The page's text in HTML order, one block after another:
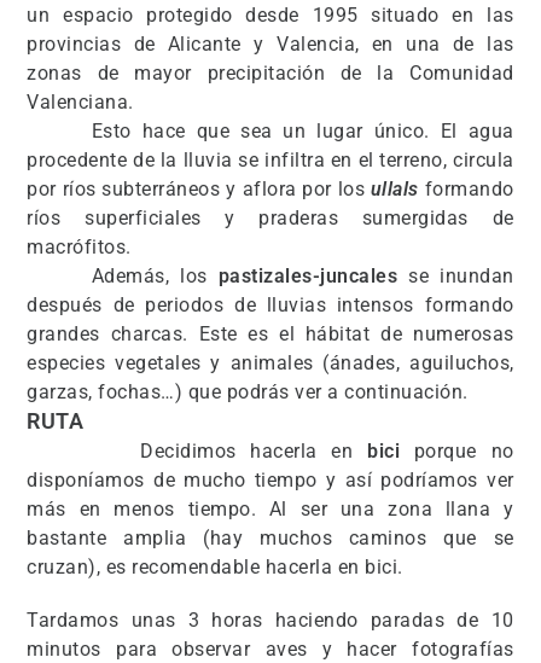
un espacio protegido desde 1995 situado en las
provincias de Alicante y Valencia, en una de las
zonas de mayor precipitación de la Comunidad
Valenciana.
Esto hace que sea un lugar único. El agua
procedente de la lluvia se infiltra en el terreno, circula
por ríos subterráneos y aflora por los ullals formando
ríos
superficiales
y praderas sumergidas de
macrófitos.
Además, los pastizales-juncales se inundan
después de periodos de lluvias intensos formando
grandes charcas. Este es el hábitat de numerosas
especies vegetales y animales (ánades, aguiluchos,
garzas, fochas…) que podrás ver a continuación.
RUTA
Decidimos hacerla en bici porque no
disponíamos de mucho tiempo y así podríamos ver
más en menos tiempo. Al ser una zona llana y
bastante amplia (hay muchos caminos que se
cruzan), es recomendable hacerla en bici.
Tardamos unas 3 horas haciendo paradas de 10
minutos para observar aves y hacer fotografías